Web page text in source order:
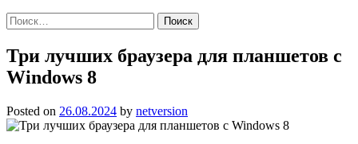
Найти:
Три лучших браузера для планшетов с
Windows 8
Posted on 26.08.2024 by netversion